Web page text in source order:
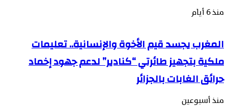
منذ 6 أيام
المغرب يجسد قيم الأخوة والإنسانية.. تعليمات
ملكية بتجهيز طائرتي “كنادير” لدعم جهود إخماد
حرائق الغابات بالجزائر
منذ أسبوعين